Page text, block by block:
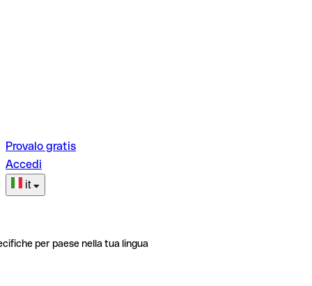
Provalo gratis
Accedi
it
per paese nella tua lingua